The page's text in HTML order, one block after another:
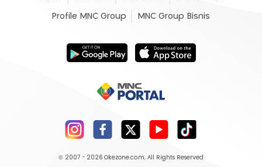
Profile MNC Group MNC Group Bisnis
© 2007 - 2026 Okezone.com, All Rights Reserved